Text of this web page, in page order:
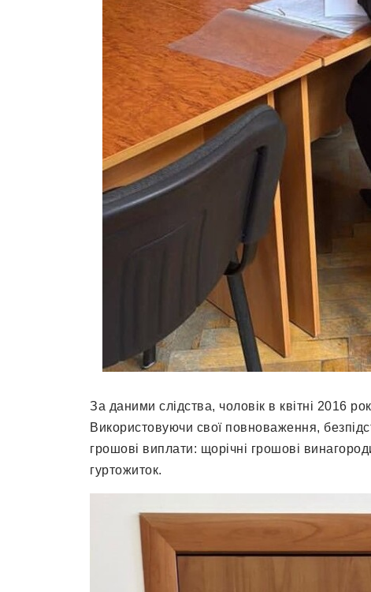
За даними слідства, чоловік в квітні 2016
Використовуючи свої повноваження,
грошові виплати: щорічні грошові
гуртожиток.